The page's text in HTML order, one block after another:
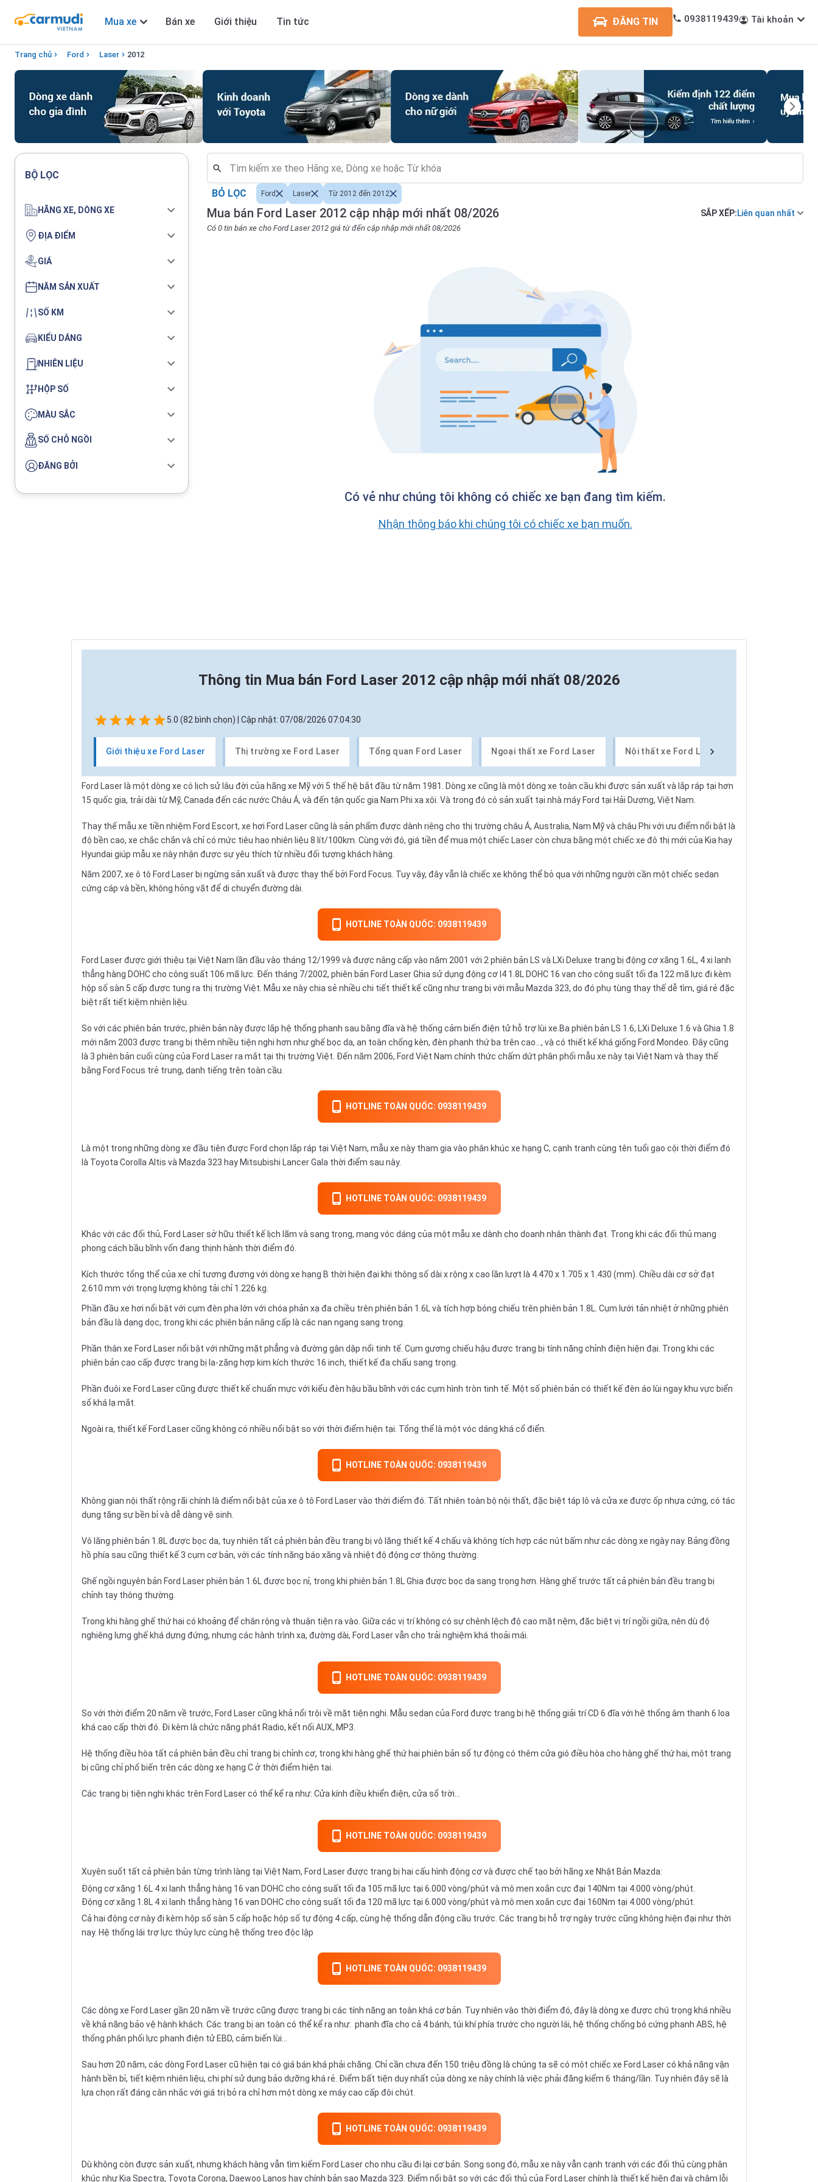
Mua xe Bán xe Giới thiệu Tin tức ĐĂNG TIN 0938119439 Tài khoản
Trang chủ Ford Laser 2012
BỘ LỌC
HÃNG XE, DÒNG XE
ĐỊA ĐIỂM
GIÁ
NĂM SẢN XUẤT
SỐ KM
KIỂU DÁNG
NHIÊN LIỆU
HỘP SỐ
MÀU SẮC
SỐ CHỖ NGỒI
ĐĂNG BỞI
Mua bán Ford Laser 2012 cập nhập mới nhất 08/2026 SẮP XẾP:Liên quan nhất
Có 0 tin bán xe cho Ford Laser 2012 giá từ đến cập nhập mới nhất 08/2026
BỎ LỌC Ford Laser Từ 2012 đến 2012
Có vẻ như chúng tôi không có chiếc xe bạn đang tìm kiếm.
Nhận thông báo khi chúng tôi có chiếc xe bạn muốn.
Thông tin Mua bán Ford Laser 2012 cập nhập mới nhất 08/2026
5.0 (82 bình chọn) | Cập nhật: 07/08/2026 07:04:30
Giới thiệu xe Ford Laser Thị trường xe Ford Laser Tổng quan Ford Laser Ngoại thất xe Ford Laser Nội thất xe Ford Laser
Ford Laser là một dòng xe có lịch sử lâu đời của hãng xe Mỹ với 5 thế hệ bắt đầu từ năm 1981. Dòng xe cũng là một dòng xe toàn cầu khi được sản xuất và lắp ráp tại hơn
15 quốc gia, trải dài từ Mỹ, Canada đến các nước Châu Á, và đến tận quốc gia Nam Phi xa xôi. Và trong đó có sản xuất tại nhà máyFord tại Hải Dương, Việt Nam.
Thay thế mẫu xe tiền nhiệm Ford Escort, xe hơi Ford Laser cũng là sản phẩm được dành riêng cho thị trường châu Á, Australia, Nam Mỹ và châu Phi với ưu điểm nổi bật là
độ bền cao, xe chắc chắn và chỉ có mức tiêu hao nhiên liệu 8 lít/100km. Cùng với đó, giá tiền để mua một chiếc Laser còn chưa bằng một chiếc xe đô thị mới của Kia hay
Hyundai giúp mẫu xe này nhận được sự yêu thích từ nhiều đối tượng khách hàng.
Năm 2007, xe ô tô Ford Laser bị ngừng sản xuất và được thay thế bởi Ford Focus. Tuy vậy, đây vẫn là chiếc xe không thể bỏ qua với những người cần một chiếc sedan
cứng cáp và bền, không hỏng vặt để di chuyển đường dài.
HOTLINE TOÀN QUỐC: 0938119439
Ford Laser được giới thiệu tại Việt Nam lần đầu vào tháng 12/1999 và được nâng cấp vào năm 2001 với 2 phiên bản LS và LXi Deluxe trang bị động cơ xăng 1.6L, 4 xi lanh
thẳng hàng DOHC cho công suất 106 mã lực. Đến tháng 7/2002, phiên bản Ford Laser Ghia sử dụng động cơ I4 1.8L DOHC 16 van cho công suất tối đa 122 mã lực đi kèm
hộp số sàn 5 cấp được tung ra thị trường Việt. Mẫu xe này chia sẻ nhiều chi tiết thiết kế cũng như trang bị với mẫu Mazda 323, do đó phụ tùng thay thế dễ tìm, giá rẻ đặc
biệt rất tiết kiệm nhiên liệu.
So với các phiên bản trước, phiên bản này được lắp hệ thống phanh sau bằng đĩa và hệ thống cảm biến điện tử hỗ trợ lùi xe.Ba phiên bản LS 1.6, LXi Deluxe 1.6 và Ghia 1.8
mới năm 2003 được trang bị thêm nhiều tiện nghi hơn như ghế bọc da, an toàn chống kèn, đèn phanh thứ ba trên cao…, và có thiết kế khá giống Ford Mondeo . Đây cũng
là 3 phiên bản cuối cùng của Ford Laser ra mắt tại thị trường Việt. Đến năm 2006, Ford Việt Nam chính thức chấm dứt phân phối mẫu xe này tại Việt Nam và thay thế
bằng Ford Focus trẻ trung, danh tiếng trên toàn cầu.
HOTLINE TOÀN QUỐC: 0938119439
Là một trong những dòng xe đầu tiên được Ford chọn lắp ráp tại Việt Nam, mẫu xe này tham gia vào phân khúc xe hạng C, cạnh tranh cùng tên tuổi gạo cội thời điểm đó
là Toyota Corolla Altis và Mazda 323 hayMitsubishi LancerGala thời điểm sau này.
HOTLINE TOÀN QUỐC: 0938119439
Khác với các đối thủ, Ford Laser sở hữu thiết kế lịch lãm và sang trọng, mang vóc dáng của một mẫu xe dành cho doanh nhân thành đạt. Trong khi các đối thủ mang
phong cách bầu bĩnh vốn đang thịnh hành thời điểm đó.
Kích thước tổng thể của xe chỉ tương đương với dòng xe hạng B thời hiện đại khi thông số dài x rộng x cao lần lượt là 4.470 x 1.705 x 1.430 (mm). Chiều dài cơ sở đạt
2.610 mm với trọng lượng không tải chỉ 1.226 kg.
Phần đầu xe hơi nổi bật với cụm đèn pha lớn với chóa phản xạ đa chiều trên phiên bản 1.6L và tích hợp bóng chiếu trên phiên bản 1.8L. Cụm lưới tản nhiệt ở những phiên
bản đầu là dạng dọc, trong khi các phiên bản nâng cấp là các nan ngang sang trọng.
Phần thân xe Ford Laser nổi bật với những mặt phẳng và đường gân dập nổi tinh tế. Cụm gương chiếu hậu được trang bị tính năng chỉnh điện hiện đại. Trong khi các
phiên bản cao cấp được trang bị la-zăng hợp kim kích thước 16 inch, thiết kế đa chấu sang trọng.
Phần đuôi xe Ford Laser cũng được thiết kế chuẩn mực với kiểu đèn hậu bầu bĩnh với các cụm hình tròn tinh tế. Một số phiên bản có thiết kế đèn áo lùi ngay khu vực biển
số khá lạ mắt.
Ngoài ra, thiết kế Ford Laser cũng không có nhiều nổi bật so với thời điểm hiện tại. Tổng thể là một vóc dáng khá cổ điển.
HOTLINE TOÀN QUỐC: 0938119439
Không gian nội thất rộng rãi chính là điểm nổi bật của xe ô tô Ford Laser vào thời điểm đó. Tất nhiên toàn bộ nội thất, đặc biệt táp lô và cửa xe được ốp nhựa cứng, có tác
dụng tăng sự bền bỉ và dễ dàng vệ sinh.
Vô lăng phiên bản 1.8L được bọc da, tuy nhiên tất cả phiên bản đều trang bị vô lăng thiết kế 4 chấu và không tích hợp các nút bấm như các dòng xe ngày nay. Bảng đồng
hồ phía sau cũng thiết kế 3 cụm cơ bản, với các tính năng báo xăng và nhiệt độ động cơ thông thường.
Ghế ngồi nguyên bản Ford Laser phiên bản 1.6L được bọc nỉ, trong khi phiên bản 1.8L Ghia được bọc da sang trọng hơn. Hàng ghế trước tất cả phiên bản đều trang bị
chỉnh tay thông thường.
Trong khi hàng ghế thứ hai có khoảng để chân rộng và thuận tiện ra vào. Giữa các vị trí không có sự chênh lệch độ cao mặt nệm, đặc biệt vị trí ngồi giữa, nên dù độ
nghiêng lưng ghế khá dựng đứng, nhưng các hành trình xa, đường dài, Ford Laser vẫn cho trải nghiệm khá thoải mái.
HOTLINE TOÀN QUỐC: 0938119439
So với thời điểm 20 năm về trước, Ford Laser cũng khả nổi trội về mặt tiện nghi. Mẫu sedan của Ford được trang bị hệ thống giải trí CD 6 đĩa với hệ thống âm thanh 6 loa
khá cao cấp thời đó. Đi kèm là chức năng phát Radio, kết nối AUX, MP3.
Hệ thống điều hòa tất cả phiên bản đều chỉ trang bị chỉnh cơ, trong khi hàng ghế thứ hai phiên bản số tự động có thêm cửa gió điều hòa cho hàng ghế thứ hai, một trang
bị cũng chỉ phố biến trên các dòng xe hạng C ở thời điểm hiện tại.
Các trang bị tiện nghi khác trên Ford Laser có thể kể ra như: Cửa kính điều khiển điện, cửa sổ trời...
HOTLINE TOÀN QUỐC: 0938119439
Xuyên suốt tất cả phiên bản từng trình làng tại Việt Nam, Ford Laser được trang bị hai cấu hình động cơ và được chế tạo bởi hãng xe Nhật Bản Mazda:
Động cơ xăng 1.6L 4 xi lanh thẳng hàng 16 van DOHC cho công suất tối đa 105 mã lực tại 6.000 vòng/phút và mô men xoắn cực đại 140Nm tại 4.000 vòng/phút.
Động cơ xăng 1.8L 4 xi lanh thẳng hàng 16 van DOHC cho công suất tối đa 120 mã lực tại 6.000 vòng/phút và mô men xoắn cực đại 160Nm tại 4.000 vòng/phút.
Cả hai động cơ này đi kèm hộp số sàn 5 cấp hoặc hộp số tự động 4 cấp, cùng hệ thống dẫn động cầu trước. Các trang bị hỗ trợ ngày trước cũng không hiện đại như thời
nay. Hệ thống lái trợ lực thủy lực cùng hệ thống treo độc lập
HOTLINE TOÀN QUỐC: 0938119439
Các dòng xe Ford Laser gần 20 năm về trước cũng được trang bị các tính năng an toàn khá cơ bản. Tuy nhiên vào thời điểm đó, đây là dòng xe được chú trọng khá nhiều
về khả năng bảo vệ hành khách. Các trang bị an toàn có thể kể ra như: phanh đĩa cho cả 4 bánh, túi khí phía trước cho người lái, hệ thống chống bó cứng phanh ABS, hệ
thống phân phối lực phanh điện tử EBD, cảm biến lùi...
Sau hơn 20 năm, các dòng Ford Laser cũ hiện tại có giá bán khá phải chăng. Chỉ cần chưa đến 150 triệu đồng là chúng ta sẽ có một chiếc xe Ford Laser có khả năng vận
hành bền bỉ, tiết kiệm nhiên liệu, chi phí sử dụng bảo dưỡng khá rẻ. Điểm bất tiện duy nhất của dòng xe này chính là việc phải đăng kiểm 6 tháng/lần. Tuy nhiên đây sẽ là
lựa chọn rất đáng cân nhắc với giá trị bỏ ra chỉ hơn một dòng xe máy cao cấp đôi chút.
HOTLINE TOÀN QUỐC: 0938119439
Dù không còn được sản xuất, nhưng khách hàng vẫn tìm kiếm Ford Laser cho nhu cầu đi lại cơ bản. Song song đó, mẫu xe này vẫn cạnh tranh với các đối thủ cùng phân
khúc như Kia Spectra, Toyota Corona, Daewoo Lanos hay chính bản sao Mazda 323. Điểm nổi bật so với các đối thủ của Ford Laser chính là thiết kế hiện đại và chậm lỗi